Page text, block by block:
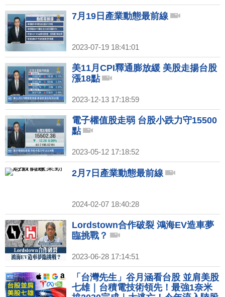
7月19日產業動態最前線
2023-07-19 18:41:01
美11月CPI釋通膨放緩 美股走揚台股
漲18點
2023-12-13 17:18:59
電子權值股走弱 台股小跌力守15500
點
2023-05-12 17:18:52
2月7日產業動態最前線
2024-02-07 18:40:28
Lordstown合作破裂 鴻海EV造車夢
臨挑戰？
2023-06-28 17:14:51
「台灣先生」谷月涵看台股 並肩美股
七雄｜台積電技術領先！最強1奈米